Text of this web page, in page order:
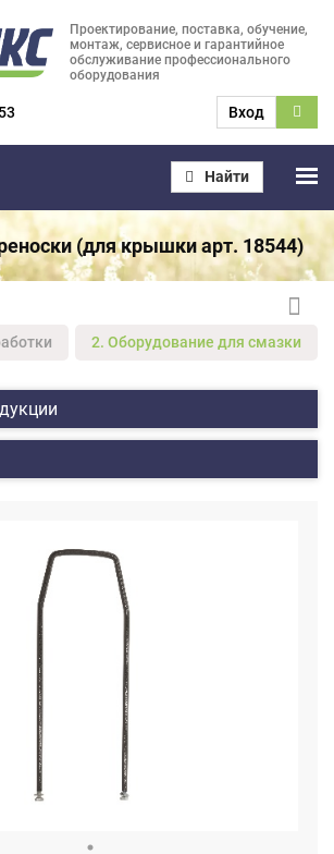
Проектирование, поставка, обучение,
монтаж, сервисное и гарантийное
обслуживание профессионального
оборудования
Вход
Найти
(для крышки арт. 18544)
2. Оборудование для смазки